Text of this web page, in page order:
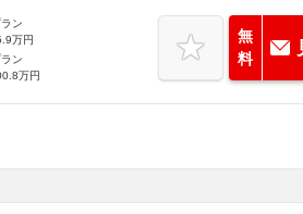
ン
万円
ン
万円
無
料